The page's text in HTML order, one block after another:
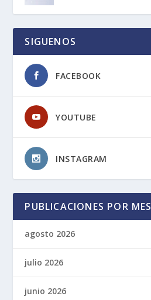
SIGUENOS
FACEBOOK
YOUTUBE
INSTAGRAM
PUBLICACIONES POR MES
agosto 2026
julio 2026
junio 2026